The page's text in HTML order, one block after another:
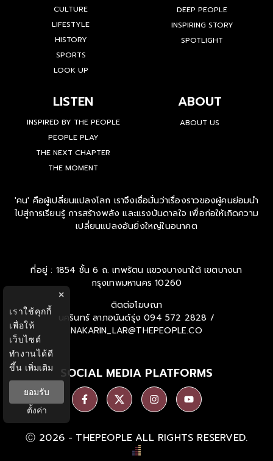
CULTURE
LIFESTYLE
HISTORY
SPORTS
LOOK UP
DEEP PEOPLE
INSPIRING STORY
SPOTLIGHT
LISTEN
INSPIRED BY THE PEOPLE
PEOPLE PLAY
THE NEXT CHAPTER
THE MOMENT
ABOUT
ABOUT US
'คน' คือผู้เปลี่ยนแปลงโลก เราจึงเชื่อมั่นว่าเรื่องราวของผู้คนย่อมนำ
ไปสู่การเรียนรู้ การสร้างพลัง และแรงบันดาลใจ เพื่อก่อให้เกิดความ
เปลี่ยนแปลงอันยิ่งใหญ่ในอนาคต
ที่อยู่ : 1854 ชั้น 6 ถ. เทพรัตน แขวงบางนาใต้ เขตบางนา
กรุงเทพมหานคร 10260
ติดต่อโฆษณา
นครินทร์ ลาภอนันด์รุ่ง 094 572 2828 /
NAKARIN_LAR@THEPEOPLE.CO
SOCIAL MEDIA PLATFORMS
Ⓒ 2026 - THEPEOPLE ALL RIGHTS RESERVED.
×
เราใช้คุกกี้
เพื่อให้
เว็บไซต์
ทำงานได้ดี
ขึ้น เพิ่มเติม
ยอมรับ
ตั้งค่า